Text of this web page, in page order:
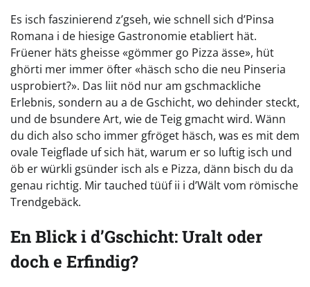
Es isch faszinierend z’gseh, wie schnell sich d’Pinsa
Romana i de hiesige Gastronomie etabliert hät.
Früener häts gheisse «gömmer go Pizza ässe», hüt
ghörti mer immer öfter «häsch scho die neu Pinseria
usprobiert?». Das liit nöd nur am gschmackliche
Erlebnis, sondern au a de Gschicht, wo dehinder steckt,
und de bsundere Art, wie de Teig gmacht wird. Wänn
du dich also scho immer gfröget häsch, was es mit dem
ovale Teigflade uf sich hät, warum er so luftig isch und
öb er würkli gsünder isch als e Pizza, dänn bisch du da
genau richtig. Mir tauched tüüf ii i d’Wält vom römische
Trendgebäck.
En Blick i d’Gschicht: Uralt oder
doch e Erfindig?